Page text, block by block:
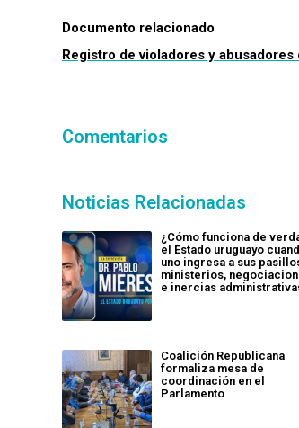
Documento relacionado
Registro de violadores y
Comentarios
Noticias Relacionadas
¿Cómo funciona de
el Estado uruguayo
uno ingresa a sus
ministerios,
e inercias
Coalición Republicana
formaliza mesa de
coordinación en el
Parlamento